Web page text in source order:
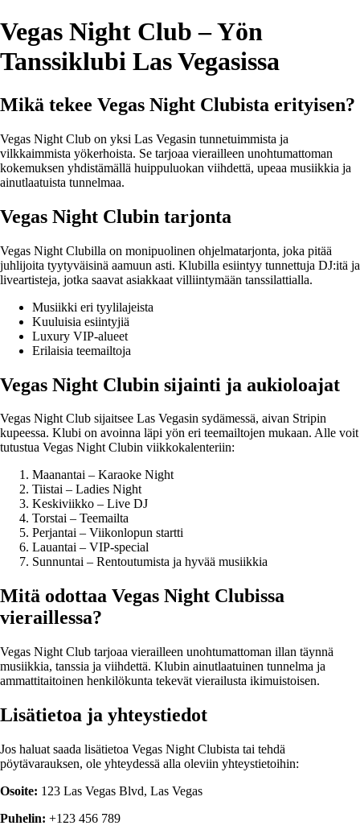
Vegas Night Club – Yön
Tanssiklubi Las Vegasissa
Mikä tekee Vegas Night Clubista erityisen?
Vegas Night Club on yksi Las Vegasin tunnetuimmista ja
vilkkaimmista yökerhoista. Se tarjoaa vierailleen unohtumattoman
kokemuksen yhdistämällä huippuluokan viihdettä, upeaa musiikkia ja
ainutlaatuista tunnelmaa.
Vegas Night Clubin tarjonta
Vegas Night Clubilla on monipuolinen ohjelmatarjonta, joka pitää
juhlijoita tyytyväisinä aamuun asti. Klubilla esiintyy tunnettuja DJ:itä ja
liveartisteja, jotka saavat asiakkaat villiintymään tanssilattialla.
Musiikki eri tyylilajeista
Kuuluisia esiintyjiä
Luxury VIP-alueet
Erilaisia teemailtoja
Vegas Night Clubin sijainti ja aukioloajat
Vegas Night Club sijaitsee Las Vegasin sydämessä, aivan Stripin
kupeessa. Klubi on avoinna läpi yön eri teemailtojen mukaan. Alle voit
tutustua Vegas Night Clubin viikkokalenteriin:
Maanantai – Karaoke Night
Tiistai – Ladies Night
Keskiviikko – Live DJ
Torstai – Teemailta
Perjantai – Viikonlopun startti
Lauantai – VIP-special
Sunnuntai – Rentoutumista ja hyvää musiikkia
Mitä odottaa Vegas Night Clubissa
vieraillessa?
Vegas Night Club tarjoaa vierailleen unohtumattoman illan täynnä
musiikkia, tanssia ja viihdettä. Klubin ainutlaatuinen tunnelma ja
ammattitaitoinen henkilökunta tekevät vierailusta ikimuistoisen.
Lisätietoa ja yhteystiedot
Jos haluat saada lisätietoa Vegas Night Clubista tai tehdä
pöytävarauksen, ole yhteydessä alla oleviin yhteystietoihin:
Osoite: 123 Las Vegas Blvd, Las Vegas
Puhelin: +123 456 789